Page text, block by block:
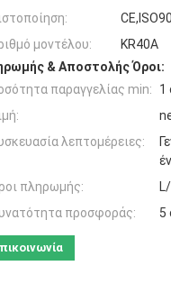
μοντέλου:
KR40A
& Αποστολής Όροι:
παραγγελίας min:
1
λεπτομέρειες:
πληρωμής:
προσφοράς:
5